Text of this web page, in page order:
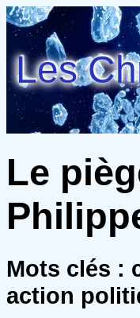
Les
Le
Mots clés :
action